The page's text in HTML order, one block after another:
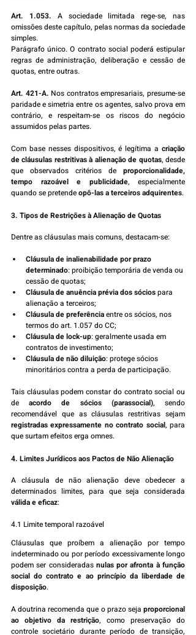
Art. 1.053. A sociedade limitada rege-se, nas
omissões deste capítulo, pelas normas da sociedade
simples.
Parágrafo único. O contrato social poderá estipular
regras de administração, deliberação e cessão de
quotas, entre outras.
Art. 421-A. Nos contratos empresariais, presume-se
paridade e simetria entre os agentes, salvo prova em
contrário, e respeitam-se os riscos do negócio
assumidos pelas partes.
Com base nesses dispositivos, é legítima a criação
de cláusulas restritivas à alienação de quotas, desde
que observados critérios de proporcionalidade,
tempo razoável e publicidade, especialmente
quando se pretende opô-las a terceiros adquirentes.
3. Tipos de Restrições à Alienação de Quotas
Dentre as cláusulas mais comuns, destacam-se:
Cláusula de inalienabilidade por prazo
determinado: proibição temporária de venda ou
cessão de quotas;
Cláusula de anuência prévia dos sócios para
alienação a terceiros;
Cláusula de preferência entre os sócios, nos
termos do art. 1.057 do CC;
Cláusula de lock-up: geralmente usada em
contratos de investimento;
Cláusula de não diluição: protege sócios
minoritários contra a perda de participação.
Tais cláusulas podem constar do contrato social ou
de acordo de sócios (parassocial), sendo
registradas expressamente no contrato social, para
que surtam efeitos erga omnes.
4. Limites Jurídicos aos Pactos de Não Alienação
A cláusula de não alienação deve obedecer a
válida e eficaz:
4.1 Limite temporal razoável
Cláusulas que proíbem a alienação por tempo
indeterminado ou por período excessivamente longo
podem ser consideradas nulas por afronta à função
social do contrato e ao princípio da liberdade de
disposição.
A doutrina recomenda que o prazo seja proporcional
ao objetivo da restrição, como preservação do
controle societário durante período de transição,